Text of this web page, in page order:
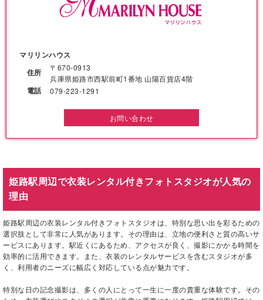
マリリンハウス
住所
〒670-0913
兵庫県姫路市西駅前町1番地 山陽百貨店4階
電話 079-223-1291
お問い合わせ
姫路駅周辺で衣装レンタル付きフォトスタジオが人気の
理由
姫路駅周辺の衣装レンタル付きフォトスタジオは、特別な思い出を彩るための
選択肢として非常に人気があります。その理由は、立地の便利さと質の高いサ
ービスにあります。駅近くにあるため、アクセスが良く、撮影にかかる時間を
効率的に活用できます。また、衣装のレンタルサービスを含むスタジオが多
く、利用者のニーズに幅広く対応している点が魅力です。
特別な日の記念撮影は、多くの人にとって一生に一度の貴重な体験です。その